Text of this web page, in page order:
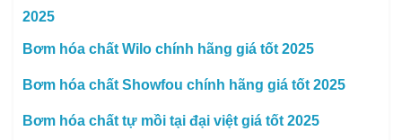
2025
Bơm hóa chất Wilo chính hãng giá tốt 2025
Bơm hóa chất Showfou chính hãng giá tốt 2025
Bơm hóa chất tự mồi tại đại việt giá tốt 2025